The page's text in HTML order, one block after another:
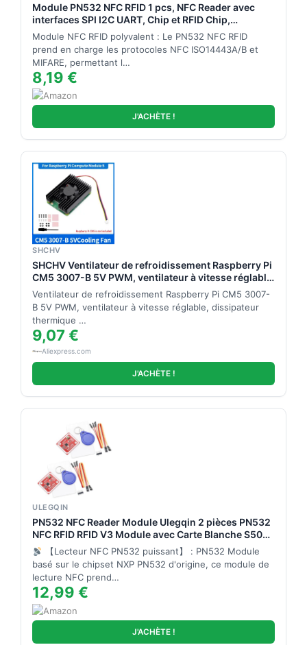
Module PN532 NFC RFID 1 pcs, NFC Reader avec
interfaces SPI I2C UART, Chip et RFID Chip,
Compatible Arduino, ESP32, Raspberry Pi, Lecteur
pour projets électroniques
Module NFC RFID polyvalent : Le PN532 NFC RFID
prend en charge les protocoles NFC ISO14443A/B et
MIFARE, permettant l…
8,19 €
J'ACHÈTE !
SHCHV
SHCHV Ventilateur de refroidissement Raspberry Pi
CM5 3007-B 5V PWM, ventilateur à vitesse réglable,
dissipateur thermique pour Raspberry Pi Compute
Module 5 IO Board
Ventilateur de refroidissement Raspberry Pi CM5 3007-
B 5V PWM, ventilateur à vitesse réglable, dissipateur
thermique …
9,07 €
Aliexpress.com
J'ACHÈTE !
ULEGQIN
PN532 NFC Reader Module Ulegqin 2 pièces PN532
NFC RFID RFID V3 Module avec Carte Blanche S50
Câble à 4 Broches Carte clé S50 Compatible avec
Arduino/ESP32
【Lecteur NFC PN532 puissant】 : PN532 Module
basé sur le chipset NXP PN532 d'origine, ce module de
lecture NFC prend…
12,99 €
J'ACHÈTE !